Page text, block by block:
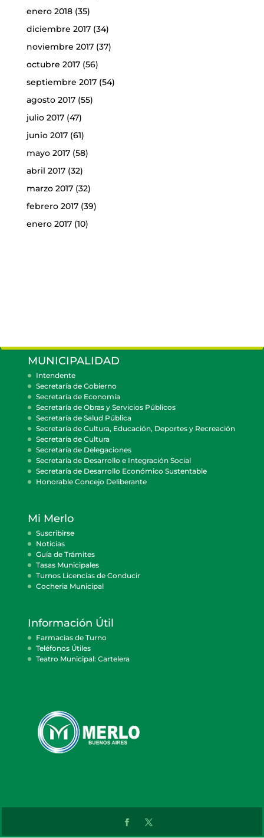
enero 2018(35)
diciembre 2017(34)
noviembre 2017(37)
octubre 2017(56)
septiembre 2017(54)
agosto 2017(55)
julio 2017(47)
junio 2017(61)
mayo 2017(58)
abril 2017(32)
marzo 2017(32)
febrero 2017(39)
enero 2017(10)
MUNICIPALIDAD
Intendente
Secretaría de Gobierno
Secretaría de Economía
Secretaría de Obras y Servicios Públicos
Secretaría de Salud Pública
Secretaría de Cultura, Educación, Deportes y Recreación
Secretaría de Cultura
Secretaría de Delegaciones
Secretaría de Desarrollo e Integración Social
Secretaría de Desarrollo Económico Sustentable
Honorable Concejo Deliberante
Mi Merlo
Suscribirse
Noticias
Guía de Trámites
Tasas Municipales
Turnos Licencias de Conducir
Cocheria Municipal
Información Útil
Farmacias de Turno
Teléfonos Útiles
Teatro Municipal: Cartelera